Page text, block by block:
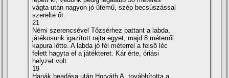
vágta után nagyon jó ütemű, szép becsúszással
szerelte őt.
21
Némi szerencsével Tőzsérhez pattant a labda,
játékosunk igazí­tott rajta egyet, majd 8 méterről
kapura lőtte. A labda jó fél méterrel a felső léc
felett hagyta el a játékteret. Kár érte, óriási
helyzet volt.
19
Hanák beadása után Horváth A. továbbí­totta a